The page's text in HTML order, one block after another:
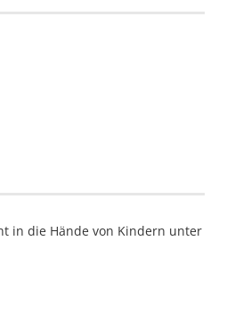
in die Hände von Kindern unter